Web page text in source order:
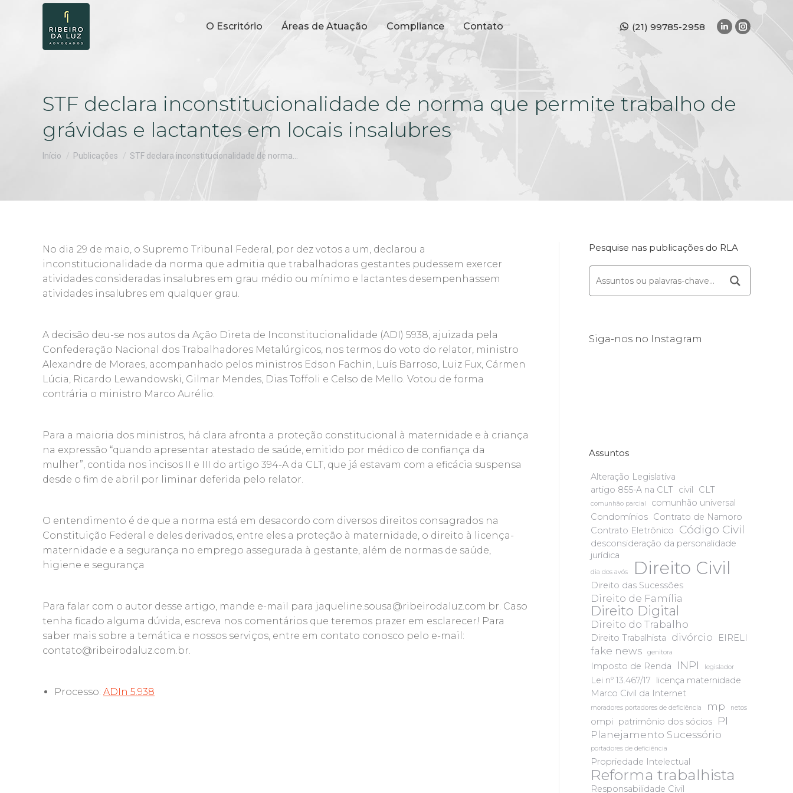
O Escritório Áreas de Atuação Compliance Contato (21) 99785-2958
Linkedin
window
Instagram
page
STF declara inconstitucionalidade de norma que permite trabalho de
grávidas e lactantes em locais insalubres
Você está aqui:
Início Publicações STF declara inconstitucionalidade de norma…
No dia 29 de maio, o Supremo Tribunal Federal, por dez votos a um, declarou a
inconstitucionalidade da norma que admitia que trabalhadoras gestantes pudessem exercer
atividades consideradas insalubres em grau médio ou mínimo e lactantes desempenhassem
atividades insalubres em qualquer grau.
A decisão deu-se nos autos da Ação Direta de Inconstitucionalidade (ADI) 5938, ajuizada pela
Confederação Nacional dos Trabalhadores Metalúrgicos, nos termos do voto do relator, ministro
Alexandre de Moraes, acompanhado pelos ministros Edson Fachin, Luís Barroso, Luiz Fux, Cármen
Lúcia, Ricardo Lewandowski, Gilmar Mendes, Dias Toffoli e Celso de Mello. Votou de forma
contrária o ministro Marco Aurélio.
Para a maioria dos ministros, há clara afronta a proteção constitucional à maternidade e à criança
na expressão “quando apresentar atestado de saúde, emitido por médico de confiança da
mulher”, contida nos incisos II e III do artigo 394-A da CLT, que já estavam com a eficácia suspensa
desde o fim de abril por liminar deferida pelo relator.
O entendimento é de que a norma está em desacordo com diversos direitos consagrados na
Constituição Federal e deles derivados, entre eles a proteção à maternidade, o direito à licença-
maternidade e a segurança no emprego assegurada à gestante, além de normas de saúde,
higiene e segurança
Para falar com o autor desse artigo, mande e-mail para jaqueline.sousa@ribeirodaluz.com.br. Caso
tenha ficado alguma dúvida, escreva nos comentários que teremos prazer em esclarecer! Para
saber mais sobre a temática e nossos serviços, entre em contato conosco pelo e-mail:
contato@ribeirodaluz.com.br.
Processo: ADIn 5.938
Pesquise nas publicações do RLA
Siga-nos no Instagram
Assuntos
Alteração Legislativa
artigo 855-A na CLT civil CLT
comunhão parcial
comunhão universal
Condomínios Contrato de Namoro
Contrato Eletrônico
Código Civil
desconsideração da personalidade
jurídica
dia dos avós Direito Civil
Direito das Sucessões
Direito de Família
Direito Digital
Direito do Trabalho
Direito Trabalhista divórcio EIRELI
fake news genitora
Imposto de Renda INPI legislador
Lei nº 13.467/17
licença maternidade
Marco Civil da Internet
moradores portadores de deficiência mp netos
ompi patrimônio dos sócios PI
Planejamento Sucessório
portadores de deficiência
Propriedade Intelectual
Reforma trabalhista
Responsabilidade Civil